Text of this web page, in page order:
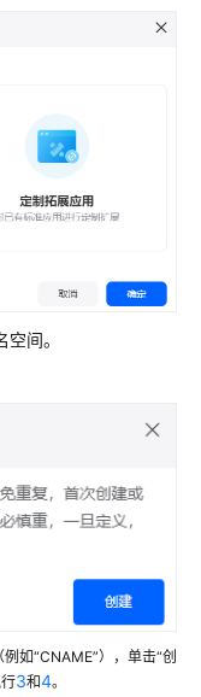
间。
如“CNAME”），单击“创
3和4。